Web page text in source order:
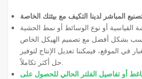
القياسية أو نوع الوسائط أو نمط الحشية
بشكل أفضل مع تصميم الهيكل الخاص
في الموقع، فيمكننا تعديل الإنتاج لتوفير
حل أكثر تكاملاً.
أو تفاصيل الفلتر الحالي للحصول على